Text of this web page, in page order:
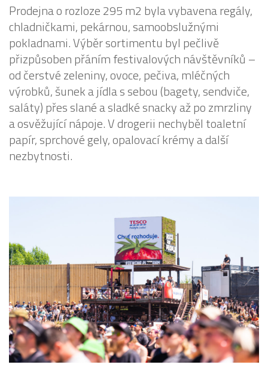
Prodejna o rozloze 295 m2 byla vybavena regály,
chladničkami, pekárnou, samoobslužnými
pokladnami. Výběr sortimentu byl pečlivě
přizpůsoben přáním festivalových návštěvníků –
od čerstvé zeleniny, ovoce, pečiva, mléčných
výrobků, šunek a jídla s sebou (bagety, sendviče,
saláty) přes slané a sladké snacky až po zmrzliny
a osvěžující nápoje. V drogerii nechyběl toaletní
papír, sprchové gely, opalovací krémy a další
nezbytnosti.